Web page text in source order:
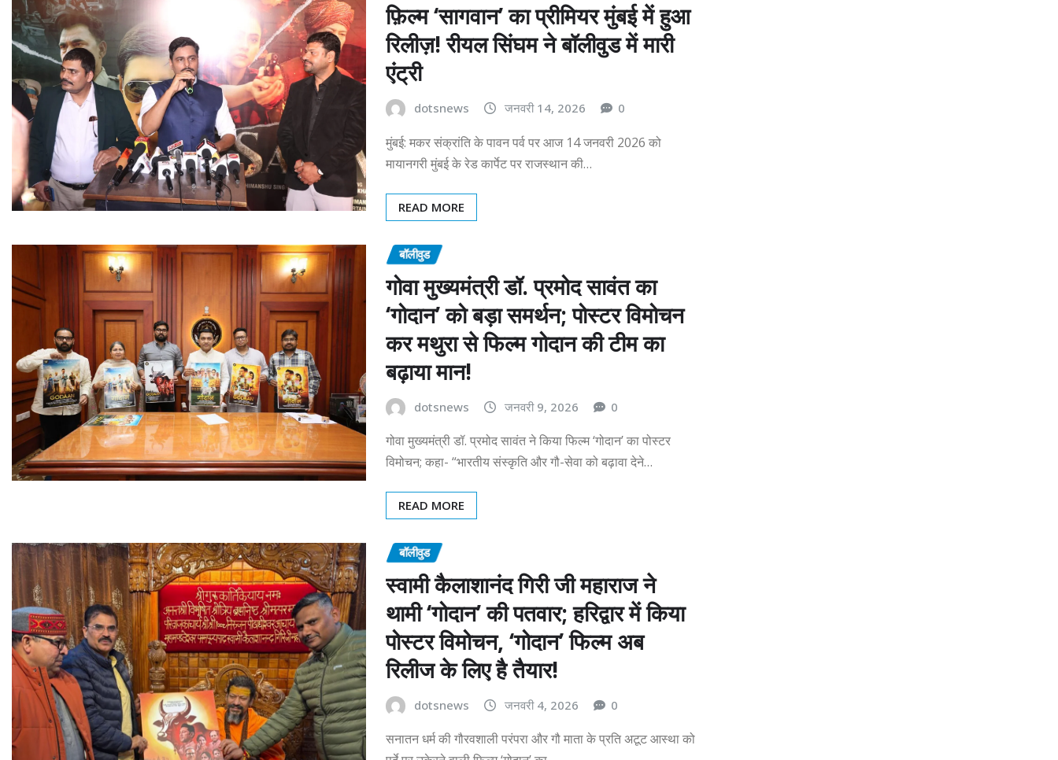
फ़िल्म ‘सागवान’ का प्रीमियर मुंबई में हुआ
रिलीज़! रीयल सिंघम ने बॉलीवुड में मारी
एंट्री
dotsnews जनवरी 14, 2026 0
मुंबई: मकर संक्रांति के पावन पर्व पर आज 14 जनवरी 2026 को
मायानगरी मुंबई के रेड कार्पेट पर राजस्थान की…
READ MORE
बॉलीवुड
गोवा मुख्यमंत्री डॉ. प्रमोद सावंत का
‘गोदान’ को बड़ा समर्थन; पोस्टर विमोचन
कर मथुरा से फिल्म गोदान की टीम का
बढ़ाया मान!
dotsnews जनवरी 9, 2026 0
गोवा मुख्यमंत्री डॉ. प्रमोद सावंत ने किया फिल्म ‘गोदान’ का पोस्टर
विमोचन; कहा- “भारतीय संस्कृति और गौ-सेवा को बढ़ावा देने…
READ MORE
बॉलीवुड
स्वामी कैलाशानंद गिरी जी महाराज ने
थामी ‘गोदान’ की पतवार; हरिद्वार में किया
पोस्टर विमोचन, ‘गोदान’ फिल्म अब
रिलीज के लिए है तैयार!
dotsnews जनवरी 4, 2026 0
सनातन धर्म की गौरवशाली परंपरा और गौ माता के प्रति अटूट आस्था को